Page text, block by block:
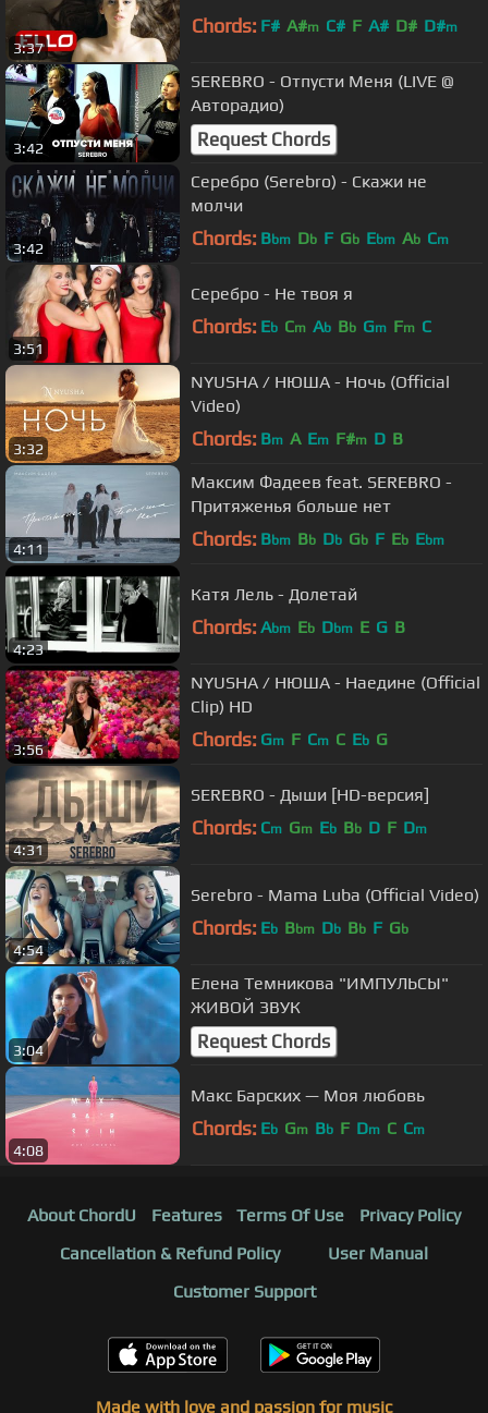
3:37
Chords: F# A#m C# F A# D# D#m
3:42
SEREBRO - Отпусти Меня (LIVE @
Авторадио)
Request Chords
3:42
Серебро (Serebro) - Скажи не
молчи
Chords: Bbm Db F Gb Ebm Ab Cm
3:51
Серебро - Не твоя я
Chords: Eb Cm Ab Bb Gm Fm C
3:32
NYUSHA / НЮША - Ночь (Official
Video)
Chords: Bm A Em F#m D B
4:11
Максим Фадеев feat. SEREBRO -
Притяженья больше нет
Chords: Bbm Bb Db Gb F Eb Ebm
4:23
Катя Лель - Долетай
Chords: Abm Eb Dbm E G B
3:56
NYUSHA / НЮША - Наедине (Official
Clip) HD
Chords: Gm F Cm C Eb G
4:31
SEREBRO - Дыши [HD-версия]
Chords: Cm Gm Eb Bb D F Dm
4:54
Serebro - Mama Luba (Official Video)
Chords: Eb Bbm Db Bb F Gb
3:04
Елена Темникова "ИМПУЛЬСЫ"
ЖИВОЙ ЗВУК
Request Chords
4:08
Макс Барских — Моя любовь
Chords: Eb Gm Bb F Dm C Cm
About ChordU Features Terms Of Use
Privacy Policy
Cancellation & Refund Policy
User Manual
Customer Support
Made with love and passion for music